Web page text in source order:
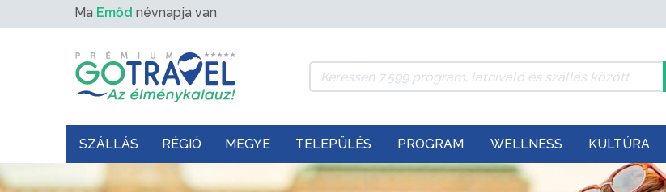
Ma Emőd névnapja van
SZÁLLÁS RÉGIÓ MEGYE TELEPÜLÉS PROGRAM WELLNESS KULTÚRA